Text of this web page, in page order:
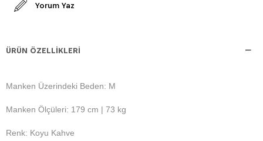
Yorum Yaz
ÜRÜN ÖZELLIKLERI
Manken Üzerindeki Beden: M
Manken Ölçüleri: 179 cm | 73 kg
Renk: Koyu Kahve